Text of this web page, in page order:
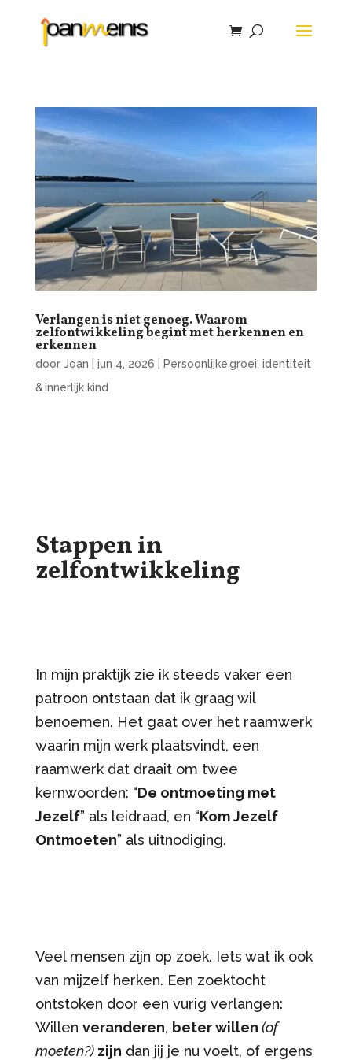
Verlangen is niet genoeg. Waarom
zelfontwikkeling begint met herkennen en
erkennen
door Joan jun 4, 2026
Persoonlijke groei, identiteit
& innerlijk kind
Stappen in
zelfontwikkeling
In mijn praktijk zie ik steeds vaker een
patroon ontstaan dat ik graag wil
benoemen. Het gaat over het raamwerk
waarin mijn werk plaatsvindt, een
raamwerk dat draait om twee
kernwoorden: “De ontmoeting met
Jezelf” als leidraad, en “Kom Jezelf
Ontmoeten” als uitnodiging.
Veel mensen zijn op zoek. Iets wat ik ook
van mijzelf herken. Een zoektocht
ontstoken door een vurig verlangen:
Willen veranderen, beter willen (of
moeten?) zijn dan jij je nu voelt, of ergens